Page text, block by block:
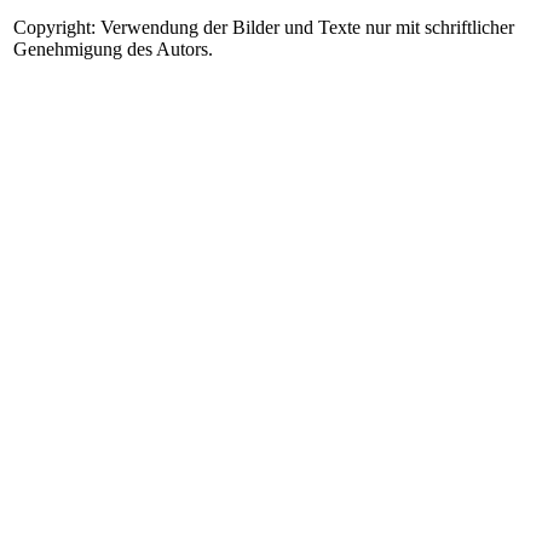
Copyright: Verwendung der Bilder und Texte nur mit schriftlicher
Genehmigung des Autors.